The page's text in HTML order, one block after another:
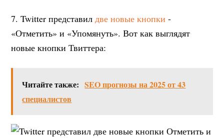
7. Twitter представилдве новые кнопки -
«Отметить» и «Упомянуть». Вот как выглядят
новые кнопки Твиттера:
Читайте также: SEO прогнозы на 2025 от 43
специалистов